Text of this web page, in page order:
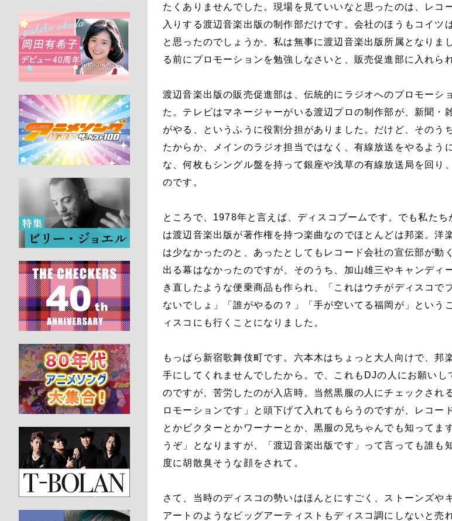
たくありませんでした。現場を見ていいなと思ったのは、レコ
入りする渡辺音楽出版の制作部だけです。会社のほうもコイツ
と思ったのでしょうか、私は無事に渡辺音楽出版所属となりま
る前にプロモーションを勉強しなさいと、販売促進部に入れら
渡辺音楽出版の販売促進部は、伝統的にラジオへのプロモーシ
た。テレビはマネージャーがいる渡辺プロの制作部が、新聞・
がやる、というふうに役割分担がありました。だけど、そのう
たからか、メインのラジオ担当ではなく、有線放送をやるよう
な、何枚もシングル盤を持って銀座や浅草の有線放送局を回り
のです。
ところで、1978年と言えば、ディスコブームです。でも私た
は渡辺音楽出版が著作権を持つ楽曲なのでほとんどは邦楽。洋
は少なかったのと、あったとしてもレコード会社の宣伝部が動
出る幕はなかったのですが、そのうち、加山雄三やキャンディ
き直したような便乗商品も作られ、「これはウチがディスコで
ないでしょ」「誰がやるの？」「手が空いてる福岡が」という
ィスコにも行くことになりました。
もっぱら新宿歌舞伎町です。六本木はちょっと大人向けで、邦
手にしてくれませんでしたから。で、これもDJの人にお願いし
のですが、苦労したのが入店時。当然黒服の人にチェックされ
ロモーションです」と頭下げて入れてもらうのですが、レコー
とかビクターとかワーナーとか、黒服の兄ちゃんでも知ってま
うぞ」となりますが、「渡辺音楽出版です」って言っても誰も
度に胡散臭そうな顔をされて。
さて、当時のディスコの勢いはほんとにすごく、ストーンズや
アートのようなビッグアーティストもディスコ調にしないと売